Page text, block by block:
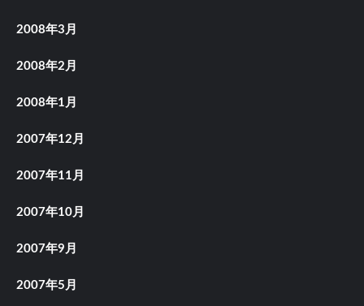
2008年3月
2008年2月
2008年1月
2007年12月
2007年11月
2007年10月
2007年9月
2007年5月